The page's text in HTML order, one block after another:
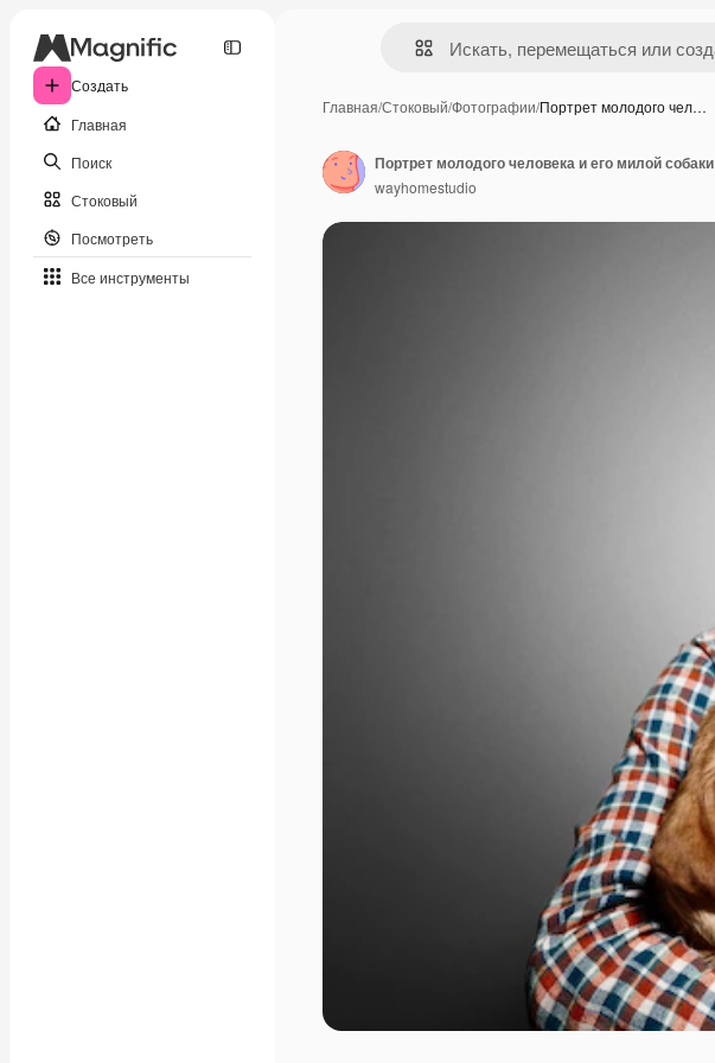
Создать
Главная
Поиск
Стоковый
Посмотреть
Все инструменты
Главная/Стоковый/Фотографии/Портрет молодого чел…
Портрет молодого человека и его милой собаки
wayhomestudio